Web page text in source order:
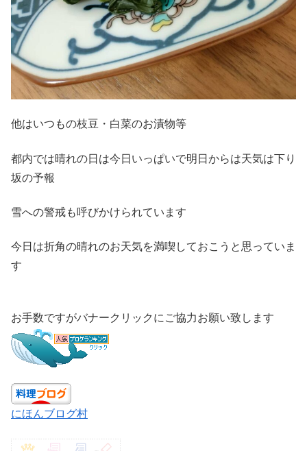
他はいつもの枝豆・白菜のお漬物等
都内では晴れの日は今日いっぱいで明日からは天気は下り
坂の予報
雪への警戒も呼びかけられています
今日は折角の晴れのお天気を満喫しておこうと思っていま
す
お手数ですがバナークリックにご協力お願い致します
にほんブログ村